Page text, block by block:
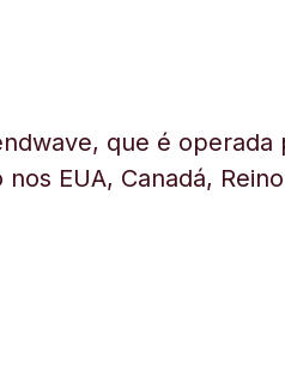
que é operada
EUA, Canadá,